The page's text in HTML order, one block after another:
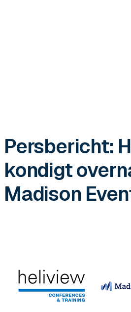
Persbericht:
kondigt
Madison